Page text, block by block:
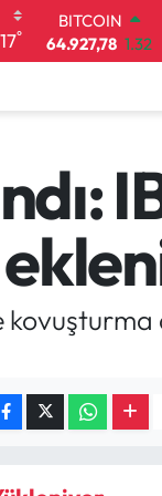
17°
DOLAR
47,5894 0.08
EURO
6527.85
0.54
BİST100
BITCOIN
64.927,78